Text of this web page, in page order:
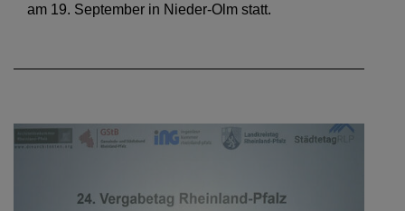
am 19. September in Nieder-Olm statt.